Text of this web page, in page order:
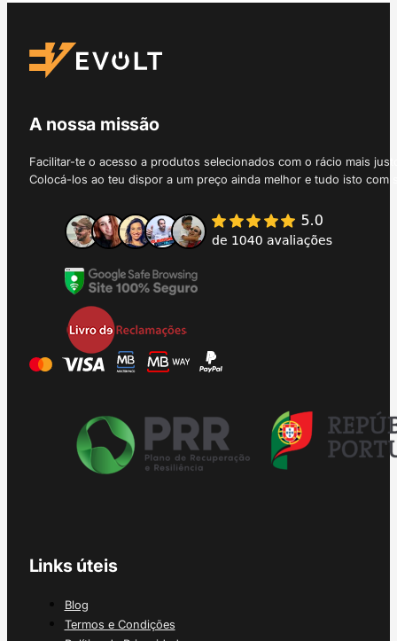
A nossa missão
Facilitar-te o acesso a produtos selecionados com o rácio mais
Colocá-los ao teu dispor a um preço ainda melhor e tudo isto
Links úteis
Blog
Termos e Condições